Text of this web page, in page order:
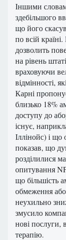
Іншими
здебільшого
що його
по всій
дозволить
на рівень
враховуючи
відмінності,
Карні
близько 18%
доступу до
існує,
Іллінойс) і
показав, що
розділилися
опитування
що більшість
обмеження
неухильно
змусило
нові послуги,
терапію.